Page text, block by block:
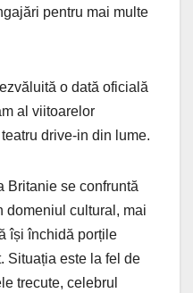
pentru mai multe
o dată oficială
al viitoarelor
drive-in din lume.
Britanie se confruntă
domeniul cultural, mai
își închidă porțile
Situația este la fel de
trecute, celebrul